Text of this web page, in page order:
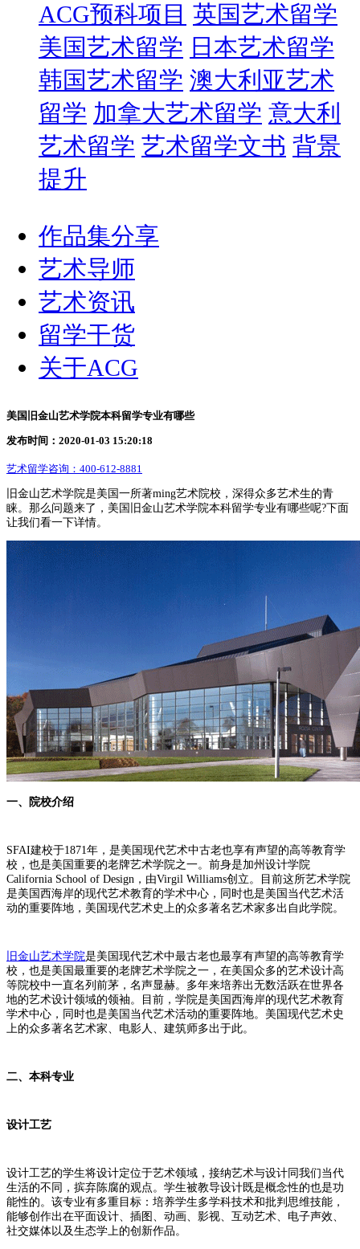
ACG预科项目 英国艺术留学
美国艺术留学 日本艺术留学
韩国艺术留学 澳大利亚艺术
留学 加拿大艺术留学 意大利
艺术留学 艺术留学文书 背景
提升
作品集分享
艺术导师
艺术资讯
留学干货
关于ACG
美国旧金山艺术学院本科留学专业有哪些
发布时间：2020-01-03 15:20:18
艺术留学咨询： 400-612-8881
旧金山艺术学院是美国一所著ming艺术院校，深得众多艺术生的青
睐。那么问题来了，美国旧金山艺术学院本科留学专业有哪些呢?下面
让我们看一下详情。
一、院校介绍
SFAI建校于1871年，是美国现代艺术中古老也享有声望的高等教育学
校，也是美国重要的老牌艺术学院之一。前身是加州设计学院
California School of Design，由Virgil Williams创立。目前这所艺术学院
是美国西海岸的现代艺术教育的学术中心，同时也是美国当代艺术活
动的重要阵地，美国现代艺术史上的众多著名艺术家多出自此学院。
旧金山艺术学院是美国现代艺术中最古老也最享有声望的高等教育学
校，也是美国最重要的老牌艺术学院之一，在美国众多的艺术设计高
等院校中一直名列前茅，名声显赫。多年来培养出无数活跃在世界各
地的艺术设计领域的领袖。目前，学院是美国西海岸的现代艺术教育
学术中心，同时也是美国当代艺术活动的重要阵地。美国现代艺术史
上的众多著名艺术家、电影人、建筑师多出于此。
二、本科专业
设计工艺
设计工艺的学生将设计定位于艺术领域，接纳艺术与设计同我们当代
生活的不同，摈弃陈腐的观点。学生被教导设计既是概念性的也是功
能性的。该专业有多重目标：培养学生多学科技术和批判思维技能，
能够创作出在平面设计、插图、动画、影视、互动艺术、电子声效、
社交媒体以及生态学上的创新作品。